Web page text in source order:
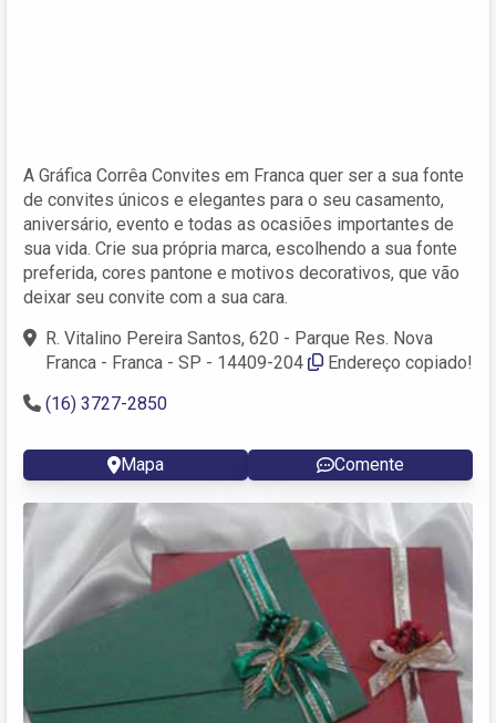
A Gráfica Corrêa Convites em Franca quer ser a sua fonte
de convites únicos e elegantes para o seu casamento,
aniversário, evento e todas as ocasiões importantes de
sua vida. Crie sua própria marca, escolhendo a sua fonte
preferida, cores pantone e motivos decorativos, que vão
deixar seu convite com a sua cara.
R. Vitalino Pereira Santos, 620 - Parque Res. Nova
Franca - Franca - SP - 14409-204
Endereço copiado!
(16) 3727-2850
Mapa Comente